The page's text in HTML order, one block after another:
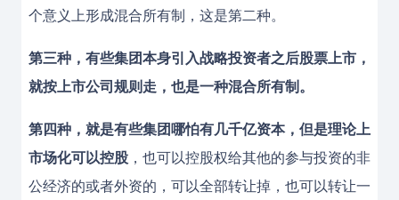
个意义上形成混合所有制，这是第二种。
第三种，有些集团本身引入战略投资者之后股票上市，
就按上市公司规则走，也是一种混合所有制。
第四种，就是有些集团哪怕有几千亿资本，但是理论上
市场化可以控股 ，也可以控股权给其他的参与投资的非
公经济的或者外资的，可以全部转让掉，也可以转让一